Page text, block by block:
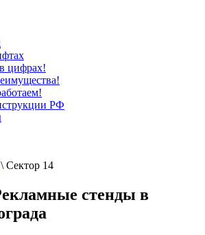
цифрах!
РФ
\ Сектор 14
стенды в